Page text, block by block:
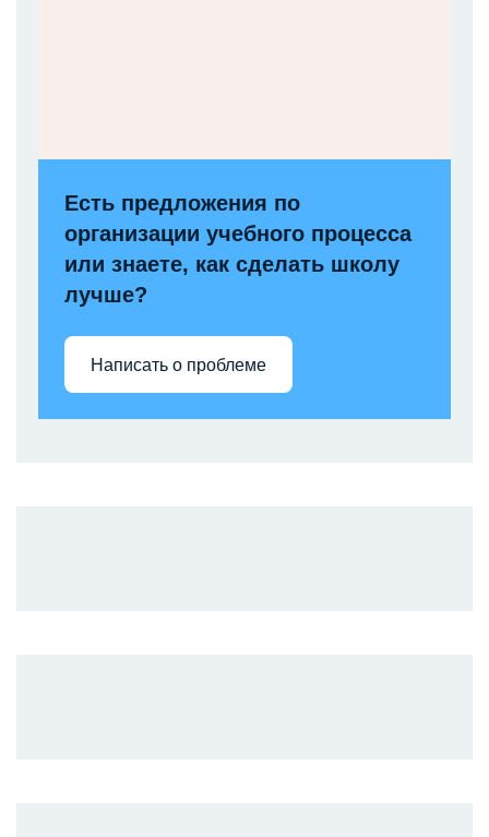
Есть предложения по
организации учебного процесса
или знаете, как сделать школу
лучше?
Написать о проблеме